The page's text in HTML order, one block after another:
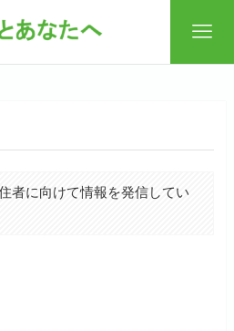
者に向けて情報を発信してい